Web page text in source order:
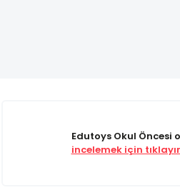
Edutoys Okul Öncesi
incelemek için